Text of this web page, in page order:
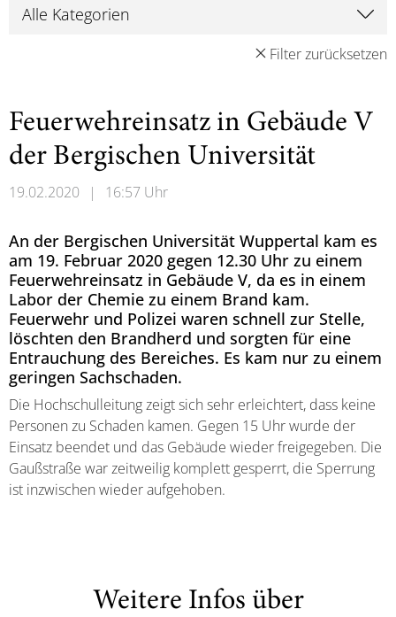
Filter zurücksetzen
Feuerwehreinsatz in Gebäude V
der Bergischen Universität
19.02.2020 | 16:57 Uhr
An der Bergischen Universität Wuppertal kam es
am 19. Februar 2020 gegen 12.30 Uhr zu einem
Feuerwehreinsatz in Gebäude V, da es in einem
Labor der Chemie zu einem Brand kam.
Feuerwehr und Polizei waren schnell zur Stelle,
löschten den Brandherd und sorgten für eine
Entrauchung des Bereiches. Es kam nur zu einem
geringen Sachschaden.
Die Hochschulleitung zeigt sich sehr erleichtert, dass keine
Personen zu Schaden kamen. Gegen 15 Uhr wurde der
Einsatz beendet und das Gebäude wieder freigegeben. Die
Gaußstraße war zeitweilig komplett gesperrt, die Sperrung
ist inzwischen wieder aufgehoben.
Weitere Infos über